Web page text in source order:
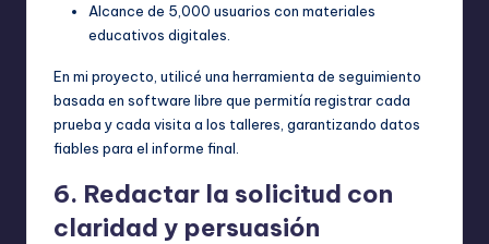
Alcance de 5,000 usuarios con materiales
educativos digitales.
En mi proyecto, utilicé una herramienta de seguimiento
basada en software libre que permitía registrar cada
prueba y cada visita a los talleres, garantizando datos
fiables para el informe final.
6. Redactar la solicitud con
claridad y persuasión